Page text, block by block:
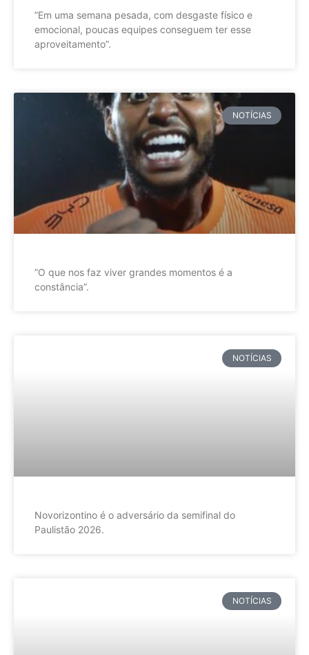
”Em uma semana pesada, com desgaste físico e
emocional, poucas equipes conseguem ter esse
aproveitamento”.
NOTÍCIAS
”O que nos faz viver grandes momentos é a
constância”.
NOTÍCIAS
Novorizontino é o adversário da semifinal do
Paulistão 2026.
NOTÍCIAS